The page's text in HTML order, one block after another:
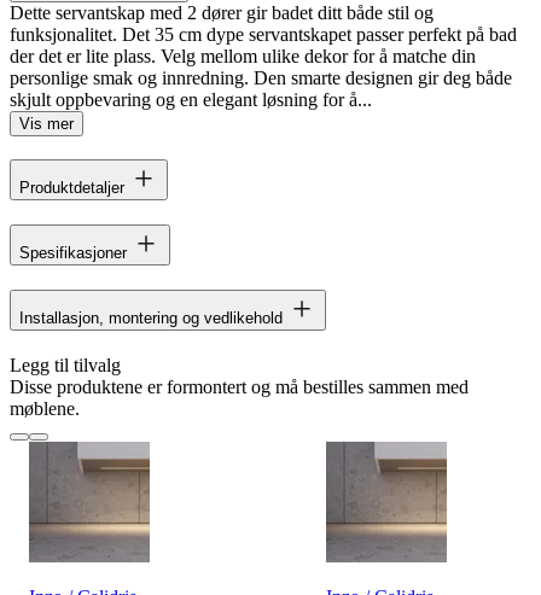
Dette servantskap med 2 dører gir badet ditt både stil og
funksjonalitet. Det 35 cm dype servantskapet passer perfekt på bad
der det er lite plass. Velg mellom ulike dekor for å matche din
personlige smak og innredning. Den smarte designen gir deg både
skjult oppbevaring og en elegant løsning for å...
Vis mer
Produktdetaljer
Spesifikasjoner
Installasjon, montering og vedlikehold
Legg til tilvalg
Disse produktene er formontert og må bestilles sammen med
møblene.